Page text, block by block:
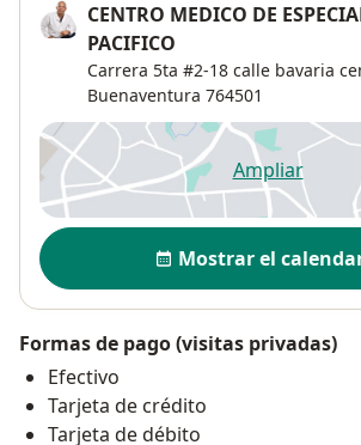
CENTRO MEDICO DE
PACIFICO
Carrera 5ta #2-18 calle bavaria
Buenaventura 764501
Ampliar
se abre
Disponibilidad
Mostrar el
Formas de pago (visitas privadas)
Efectivo
Tarjeta de crédito
Tarjeta de débito